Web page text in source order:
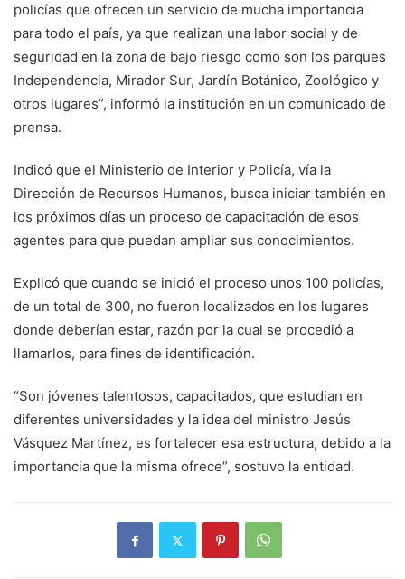
policías que ofrecen un servicio de mucha importancia
para todo el país, ya que realizan una labor social y de
seguridad en la zona de bajo riesgo como son los parques
Independencia, Mirador Sur, Jardín Botánico, Zoológico y
otros lugares”, informó la institución en un comunicado de
prensa.
Indicó que el Ministerio de Interior y Policía, vía la
Dirección de Recursos Humanos, busca iniciar también en
los próximos días un proceso de capacitación de esos
agentes para que puedan ampliar sus conocimientos.
Explicó que cuando se inició el proceso unos 100 policías,
de un total de 300, no fueron localizados en los lugares
donde deberían estar, razón por la cual se procedió a
llamarlos, para fines de identificación.
“Son jóvenes talentosos, capacitados, que estudian en
diferentes universidades y la idea del ministro Jesús
Vásquez Martínez, es fortalecer esa estructura, debido a la
importancia que la misma ofrece”, sostuvo la entidad.